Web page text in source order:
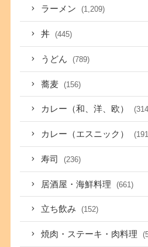
ラーメン (1,209)
丼 (445)
うどん (789)
蕎麦 (156)
カレー（和、洋、欧）
カレー（エスニック）
寿司 (236)
居酒屋・海鮮料理 (661)
立ち飲み (152)
焼肉・ステーキ・肉料理